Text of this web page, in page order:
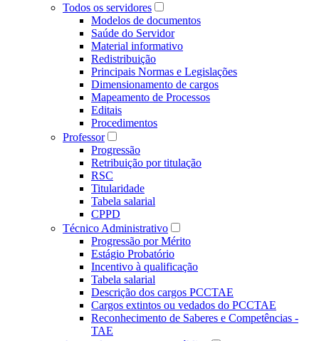
Todos os servidores
Modelos de documentos
Saúde do Servidor
Material informativo
Redistribuição
Principais Normas e Legislações
Dimensionamento de cargos
Mapeamento de Processos
Editais
Procedimentos
Professor
Progressão
Retribuição por titulação
RSC
Titularidade
Tabela salarial
CPPD
Técnico Administrativo
Progressão por Mérito
Estágio Probatório
Incentivo à qualificação
Tabela salarial
Descrição dos cargos PCCTAE
Cargos extintos ou vedados do PCCTAE
Reconhecimento de Saberes e Competências -
TAE